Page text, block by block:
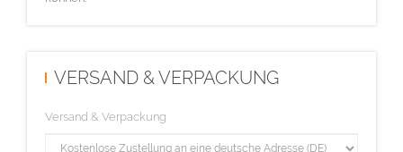
VERSAND & VERPACKUNG
Versand & Verpackung